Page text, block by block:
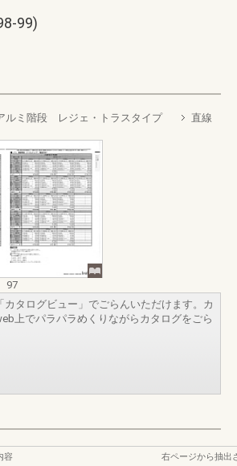
99)
ルミ階段 レジェ・トラスタイプ
直線
97
カタログビュー」でごらんいただけます。カ
上でパラパラめくりながらカタログをごら
容
右ページから抽出